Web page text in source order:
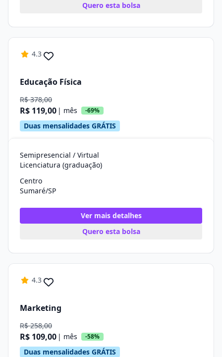
Quero esta bolsa
4.3
Educação Física
R$ 378,00
R$ 119,00 | mês -69%
Duas mensalidades GRÁTIS
Semipresencial / Virtual
Licenciatura (graduação)
Centro
Sumaré/SP
Ver mais detalhes
Quero esta bolsa
4.3
Marketing
R$ 258,00
R$ 109,00 | mês -58%
Duas mensalidades GRÁTIS